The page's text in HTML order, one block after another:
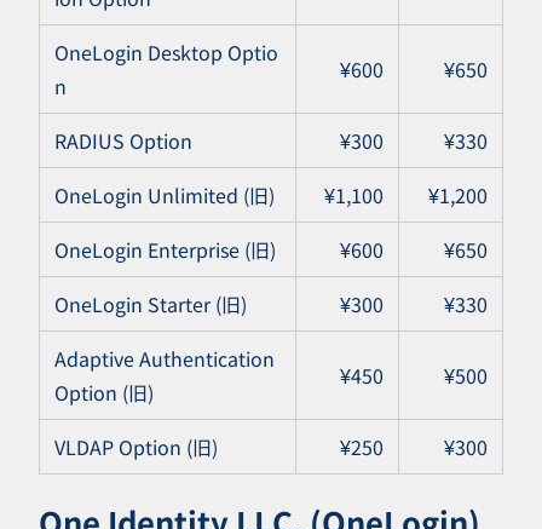
OneLogin Desktop Optio
n
¥600 ¥650
RADIUS Option ¥300
¥330
OneLogin Unlimited (旧)
¥1,100
¥1,200
OneLogin Enterprise (旧)
¥600
¥650
OneLogin Starter (旧)
¥300
¥330
Adaptive Authentication
Option (旧)
¥450 ¥500
VLDAP Option (旧) ¥250 ¥300